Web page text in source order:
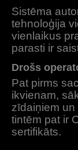
Sistēma
tehnoloģija
vienlaikus
parasti ir
Drošs
Pat pirms
ikvienam,
zīdaiņiem un
tintēm pat ir
sertifikāts.